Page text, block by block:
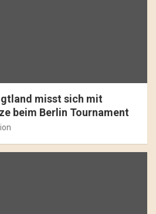
misst sich mit
beim Berlin Tournament